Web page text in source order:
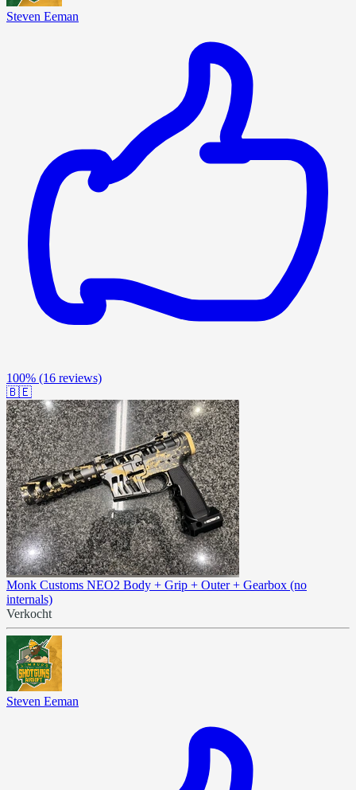
Steven Eeman
100% (16 reviews)
🇧🇪
Monk Customs NEO2 Body + Grip + Outer + Gearbox (no
internals)
Verkocht
Steven Eeman